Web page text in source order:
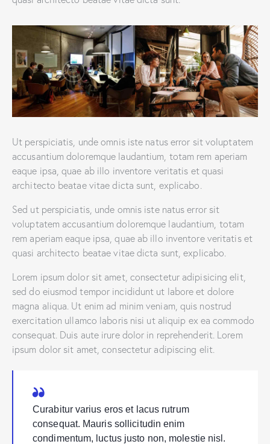
Ut perspiciatis, unde omnis iste natus error sit voluptatem
accusantium doloremque laudantium, totam rem aperiam
eaque ipsa, quae ab illo inventore veritatis et quasi
architecto beatae vitae dicta sunt, explicabo.
Sed ut perspiciatis, unde omnis iste natus error sit
voluptatem accusantium doloremque laudantium, totam
rem aperiam eaque ipsa, quae ab illo inventore veritatis et
quasi architecto beatae vitae dicta sunt, explicabo.
Lorem ipsum dolor sit amet, consectetur adipisicing elit,
sed do eiusmod tempor incididunt ut labore et dolore
magna aliqua. Ut enim ad minim veniam, quis nostrud
exercitation ullamco laboris nisi ut aliquip ex ea commodo
consequat. Duis aute irure dolor in reprehenderit. Lorem
ipsum dolor sit amet, consectetur adipiscing elit.
Curabitur varius eros et lacus rutrum
consequat. Mauris sollicitudin enim
condimentum, luctus justo non, molestie nisl.